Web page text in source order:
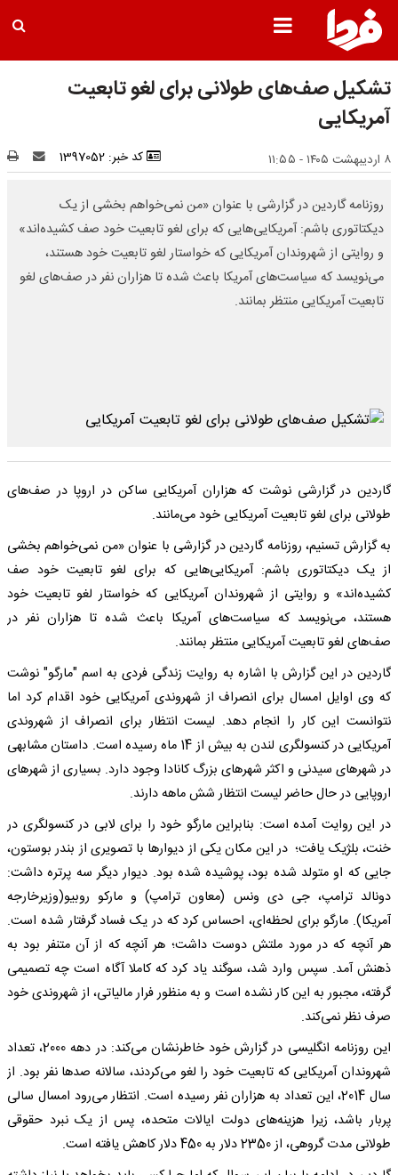
تشکیل صف‌های طولانی برای لغو تابعیت
آمریکایی
۸ اردیبهشت ۱۴۰۵ - ۱۱:۵۵ کد خبر: 1397052
روزنامه گاردین در گزارشی با عنوان «من نمی‌خواهم بخشی از یک
دیکتاتوری باشم: آمریکایی‌هایی که برای لغو تابعیت خود صف کشیده‌اند»
و روایتی از شهروندان آمریکایی که خواستار لغو تابعیت خود هستند،
می‌نویسد که سیاست‌های آمریکا باعث شده تا هزاران نفر در صف‌های لغو
تابعیت آمریکایی منتظر بمانند.
گاردین در گزارشی نوشت که هزاران آمریکایی ساکن در اروپا در صف‌های
طولانی برای لغو تابعیت آمریکایی خود می‌مانند.
به گزارش تسنیم، روزنامه گاردین در گزارشی با عنوان «من نمی‌خواهم بخشی
از یک دیکتاتوری باشم: آمریکایی‌هایی که برای لغو تابعیت خود صف
کشیده‌اند» و روایتی از شهروندان آمریکایی که خواستار لغو تابعیت خود
هستند، می‌نویسد که سیاست‌های آمریکا باعث شده تا هزاران نفر در
صف‌های لغو تابعیت آمریکایی منتظر بمانند.
گاردین در این گزارش با اشاره به روایت زندگی فردی به اسم "مارگو" نوشت
که وی اوایل امسال برای انصراف از شهروندی آمریکایی خود اقدام کرد اما
نتوانست این کار را انجام دهد. لیست انتظار برای انصراف از شهروندی
آمریکایی در کنسولگری لندن به بیش از 14 ماه رسیده است. داستان مشابهی
در شهرهای سیدنی و اکثر شهرهای بزرگ کانادا وجود دارد. بسیاری از شهرهای
اروپایی در حال حاضر لیست انتظار شش ماهه دارند.
در این روایت آمده است: بنابراین مارگو خود را برای لابی در کنسولگری در
خنت، بلژیک یافت؛ در این مکان یکی از دیوارها با تصویری از بندر بوستون،
جایی که او متولد شده بود، پوشیده شده بود. دیوار دیگر سه پرتره داشت:
دونالد ترامپ، جی دی ونس (معاون ترامپ) و مارکو روبیو(وزیرخارجه
آمریکا). مارگو برای لحظه‌ای، احساس کرد که در یک فساد گرفتار شده است.
هر آنچه که در مورد ملتش دوست داشت؛ هر آنچه که از آن متنفر بود به
ذهنش آمد. سپس وارد شد، سوگند یاد کرد که کاملا آگاه است چه تصمیمی
گرفته، مجبور به این کار نشده است و به منظور فرار مالیاتی، از شهروندی خود
صرف نظر نمی‌‌کند.
این روزنامه انگلیسی در گزارش خود خاطرنشان می‌کند: در دهه 2000، تعداد
شهروندان آمریکایی که تابعیت خود را لغو می‌کردند، سالانه صدها نفر بود. از
سال 2014، این تعداد به هزاران نفر رسیده است. انتظار می‌رود امسال سالی
پربار باشد، زیرا هزینه‌های دولت ایالات متحده، پس از یک نبرد حقوقی
طولانی مدت گروهی، از 2350 دلار به 450 دلار کاهش یافته است.